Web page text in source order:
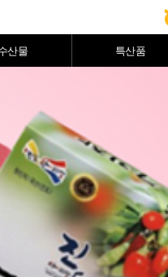
산물 특산품